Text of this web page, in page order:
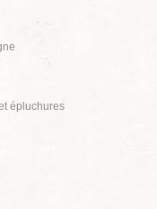
épluchures